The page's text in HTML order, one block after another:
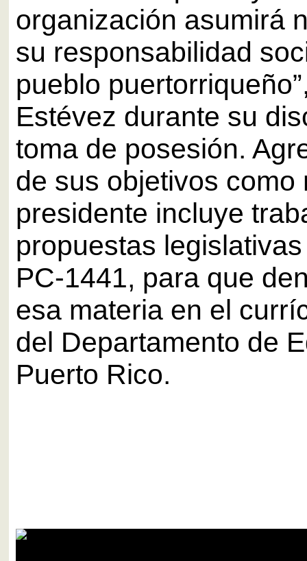
organización asumirá
su responsabilidad
pueblo
Estévez durante su
toma de posesión.
de sus objetivos como
presidente incluye
propuestas
PC-1441, para que
esa materia en el
del Departamento de
Puerto Rico.